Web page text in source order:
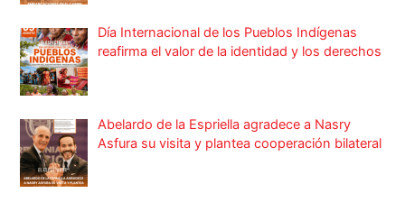
Día Internacional de los Pueblos Indígenas
reafirma el valor de la identidad y los derechos
Abelardo de la Espriella agradece a Nasry
Asfura su visita y plantea cooperación bilateral